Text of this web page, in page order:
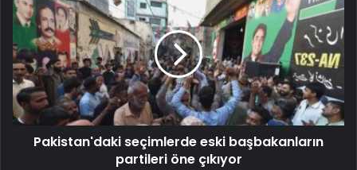
Pakistan'daki seçimlerde eski başbakanların
partileri öne çıkıyor